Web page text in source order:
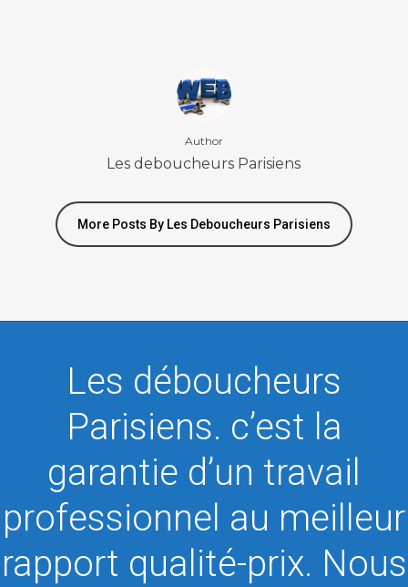
Author
Les deboucheurs Parisiens
More Posts By Les Deboucheurs Parisiens
Les déboucheurs
Parisiens. c’est la
garantie d’un travail
professionnel au meilleur
rapport qualité-prix. Nous